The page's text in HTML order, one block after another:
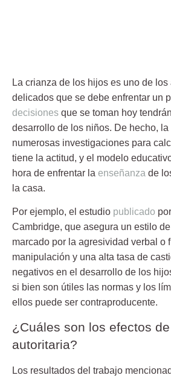
La crianza de los hijos es uno de los
delicados que se debe enfrentar un
decisiones que se toman hoy
desarrollo de los niños. De hecho,
numerosas investigaciones para
tiene la actitud, y el modelo
hora de enfrentar la enseñanza de
la casa.
Por ejemplo, el estudio publicado
Cambridge, que asegura un estilo
marcado por la agresividad verbal o
manipulación y una alta tasa de
negativos en el desarrollo de los
si bien son útiles las normas y los
ellos puede ser contraproducente.
¿Cuáles son los efectos
autoritaria?
Los resultados del trabajo